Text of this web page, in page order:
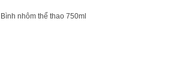
Bình nhôm thể thao 750ml